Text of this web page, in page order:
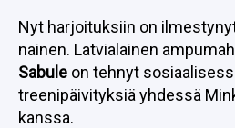
Nyt harjoituksiin on
nainen. Latvialainen
Sabule on tehnyt
treenipäivityksiä yhdessä
kanssa.